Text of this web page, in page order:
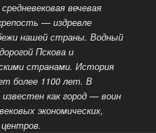
вечевая
— издревле
нашей страны. Водный
Пскова и
странами. История
более 1100 лет. В
как город — воин
экономических,